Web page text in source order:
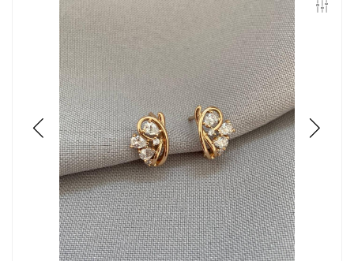
Контакты
Положение о cookie-файлах